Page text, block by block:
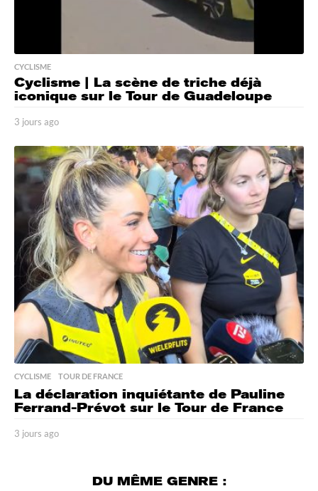
CYCLISME
Cyclisme | La scène de triche déjà
iconique sur le Tour de Guadeloupe
3 jours ago
o
u
r
s
a
g
o
CYCLISME ,TOUR DE FRANCE
La déclaration inquiétante de Pauline
Ferrand-Prévot sur le Tour de France
3 jours ago
DU MÊME GENRE :